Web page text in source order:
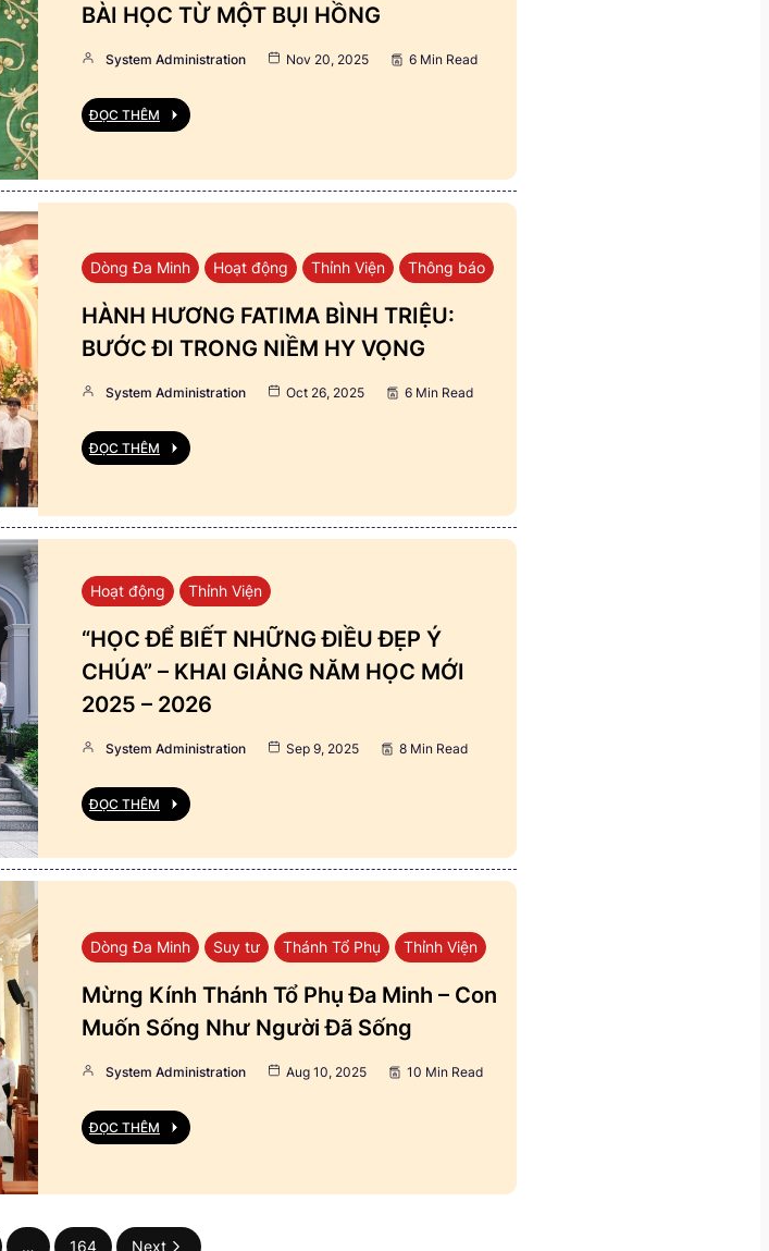
BÀI HỌC TỪ MỘT BỤI HỒNG
System Administration Nov 20, 2025 6 Min Read
ĐỌC THÊM
Dòng Đa Minh Hoạt động Thỉnh Viện Thông báo
HÀNH HƯƠNG FATIMA BÌNH TRIỆU:
BƯỚC ĐI TRONG NIỀM HY VỌNG
System Administration Oct 26, 2025 6 Min Read
ĐỌC THÊM
Hoạt động Thỉnh Viện
“HỌC ĐỂ BIẾT NHỮNG ĐIỀU ĐẸP Ý
CHÚA” – KHAI GIẢNG NĂM HỌC MỚI
2025 – 2026
System Administration Sep 9, 2025 8 Min Read
ĐỌC THÊM
Dòng Đa Minh Suy tư Thánh Tổ Phụ Thỉnh Viện
Mừng Kính Thánh Tổ Phụ Đa Minh – Con
Muốn Sống Như Người Đã Sống
System Administration Aug 10, 2025 10 Min Read
ĐỌC THÊM
… 164 Next